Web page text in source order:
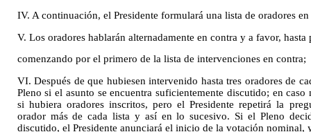
IV. A continuación, el Presidente formulará una lista de oradores
V. Los oradores hablarán alternadamente en contra y a favor, hasta
comenzando por el primero de la lista de intervenciones en contra;
VI. Después de que hubiesen intervenido hasta tres oradores de
Pleno si el asunto se encuentra suficientemente discutido; en
si hubiera oradores inscritos, pero el Presidente repetirá la
orador más de cada lista y así en lo sucesivo. Si el Pleno
discutido, el Presidente anunciará el inicio de la votación nominal,